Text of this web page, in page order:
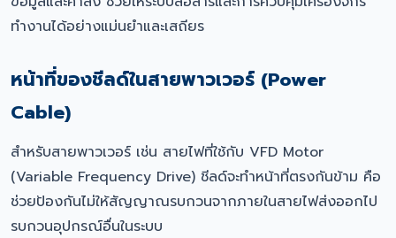
ทำงานได้อย่างแม่นยำและเสถียร
หน้าที่ของชีลด์ในสายพาวเวอร์ (Power
Cable)
สำหรับสายพาวเวอร์ เช่น สายไฟที่ใช้กับ VFD Motor
(Variable Frequency Drive) ชีลด์จะทำหน้าที่ตรงกันข้าม คือ
ช่วยป้องกันไม่ให้สัญญาณรบกวนจากภายในสายไฟส่งออกไป
รบกวนอุปกรณ์อื่นในระบบ